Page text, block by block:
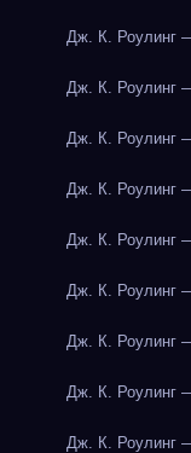
Дж. К. Роулинг
Дж. К. Роулинг
Дж. К. Роулинг
Дж. К. Роулинг
Дж. К. Роулинг
Дж. К. Роулинг
Дж. К. Роулинг
Дж. К. Роулинг
Дж. К. Роулинг